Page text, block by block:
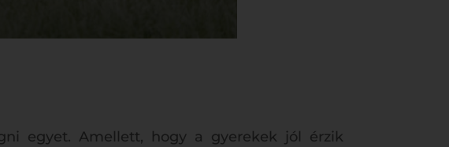
egyet. Amellett, hogy a gyerekek jól érzik